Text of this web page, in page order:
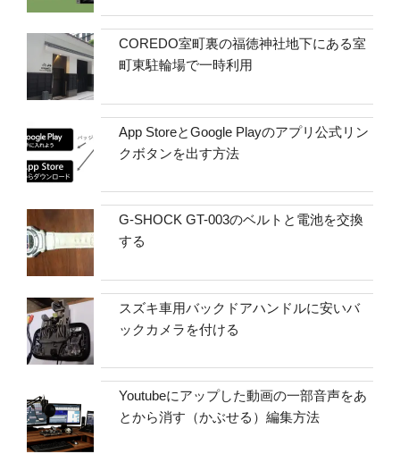
COREDO室町裏の福徳神社地下にある室
町東駐輪場で一時利用
App StoreとGoogle Playのアプリ公式リン
クボタンを出す方法
G-SHOCK GT-003のベルトと電池を交換
する
スズキ車用バックドアハンドルに安いバ
ックカメラを付ける
Youtubeにアップした動画の一部音声をあ
とから消す（かぶせる）編集方法